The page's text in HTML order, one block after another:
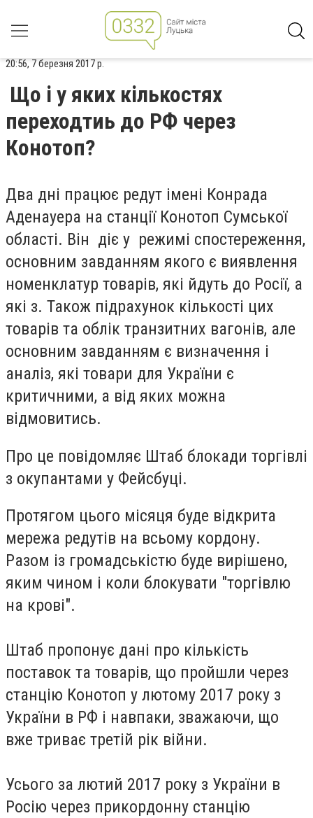
20:56, 7 березня 2017 р.
Що і у яких кількостях
переходтиь до РФ через
Конотоп?
Два дні працює редут імені Конрада
Аденауера на станції Конотоп Сумської
області. Він діє у режимі спостереження,
основним завданням якого є виявлення
номенклатур товарів, які йдуть до Росії, а
які з. Також підрахунок кількості цих
товарів та облік транзитних вагонів, але
основним завданням є визначення і
аналіз, які товари для України є
критичними, а від яких можна
відмовитись.
Про це повідомляє Штаб блокади торгівлі
з окупантами у Фейсбуці.
Протягом цього місяця буде відкрита
мережа редутів на всьому кордону.
Разом із громадськістю буде вирішено,
яким чином і коли блокувати "торгівлю
на крові".
Штаб пропонує дані про кількість
поставок та товарів, що пройшли через
станцію Конотоп у лютому 2017 року з
України в РФ і навпаки, зважаючи, що
вже триває третій рік війни.
Усього за лютий 2017 року з України в
Росію через прикордонну станцію